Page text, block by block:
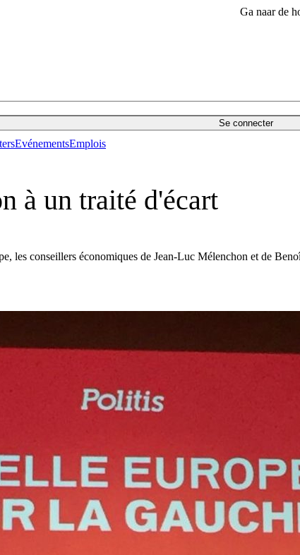
Ga naar de
Se connecter
EvénementsEmplois
à un traité d'écart
les conseillers économiques de Jean-Luc Mélenchon et de